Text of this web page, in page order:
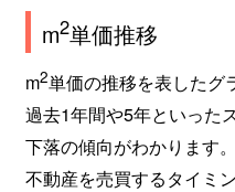
m2単価推移
m2単価の推移を表したグ
過去1年間や5年といった
下落の傾向がわかります。
不動産を売買するタイミ